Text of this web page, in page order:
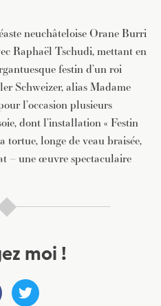
neuchâteloise Orane Burri
Raphaël Tschudi, mettant en
festin d’un roi
Schweizer, alias Madame
l’occasion plusieurs
dont l’installation « Festin
tortue, longe de veau braisée,
– une œuvre spectaculaire
moi !